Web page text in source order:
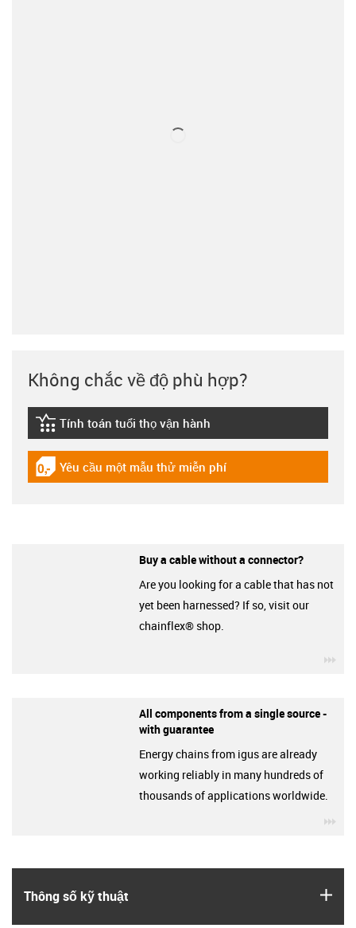
Thông số kỹ thuật
Không chắc về độ phù hợp?
igus-icon-lebensdauerrechner
Tính toán tuổi thọ vận hành
igus-icon-gratismuster
Yêu cầu một mẫu thử miễn phí
Buy a cable without a connector?
Are you looking for a cable that has not
yet been harnessed? If so, visit our
chainflex® shop.
All components from a single source -
with guarantee
Energy chains from igus are already
working reliably in many hundreds of
thousands of applications worldwide.